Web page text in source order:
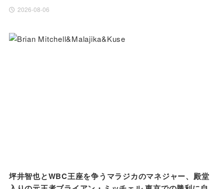
2026-08-06
坪井智也とWBC王座を争うマラジカのマネジャー、殿堂